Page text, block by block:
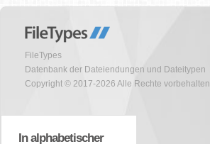
FileTypes
Datenbank der Dateiendungen und Dateitypen
Copyright © 2017-2026 Alle Rechte vorbehalten
In alphabetischer